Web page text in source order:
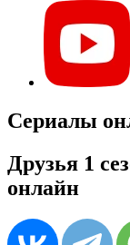
Сериалы
Друзья 1
онлайн